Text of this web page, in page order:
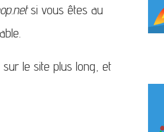
si vous êtes au
le site plus long, et